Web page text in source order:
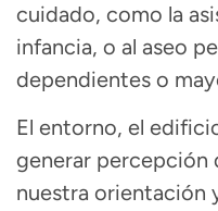
cuidado, como la
infancia, o al aseo
dependientes o
El entorno, el
generar percepción
nuestra orientación